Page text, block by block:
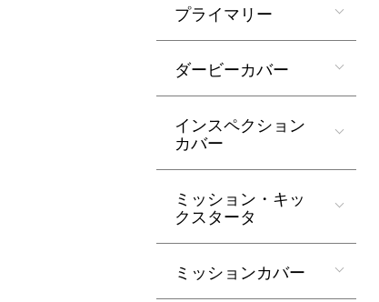
プライマリー
ダービーカバー
インスペクション
カバー
ミッション・キッ
クスタータ
ミッションカバー